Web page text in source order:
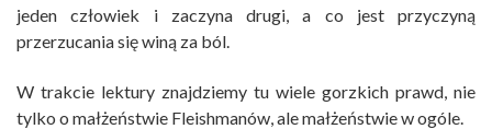
jeden człowiek i zaczyna drugi, a co jest przyczyną
przerzucania się winą za ból.
W trakcie lektury znajdziemy tu wiele gorzkich prawd, nie
tylko o małżeństwie Fleishmanów, ale małżeństwie w ogóle.